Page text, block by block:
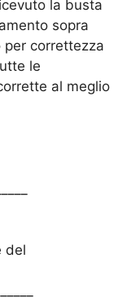
la busta
sopra
correttezza
le
al meglio
del